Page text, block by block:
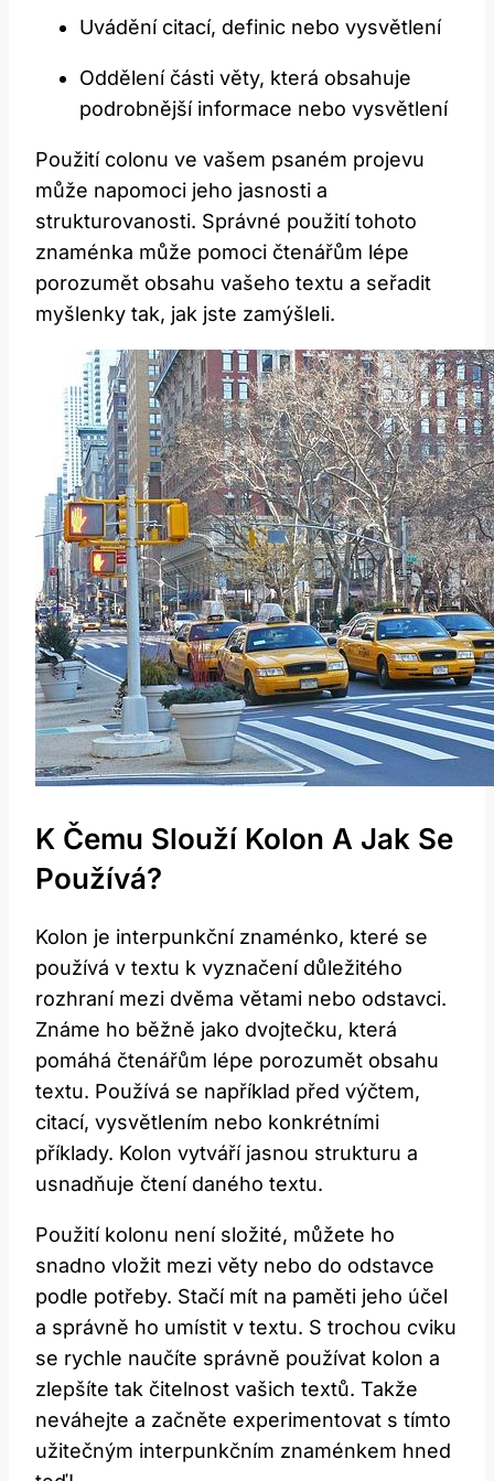
Uvádění citací, definic nebo vysvětlení
Oddělení části věty, která obsahuje
podrobnější informace nebo vysvětlení
Použití colonu ve vašem psaném projevu
může napomoci jeho jasnosti a
strukturovanosti. Správné použití tohoto
znaménka může pomoci čtenářům lépe
porozumět obsahu vašeho textu a seřadit
myšlenky tak, jak jste zamýšleli.
K Čemu Slouží Kolon A Jak Se
Používá?
Kolon je interpunkční znaménko, které se
používá v textu k vyznačení důležitého
rozhraní mezi dvěma větami nebo odstavci.
Známe ho běžně jako dvojtečku, která
pomáhá čtenářům lépe porozumět obsahu
textu. Používá se například před výčtem,
citací, vysvětlením nebo konkrétními
příklady. Kolon vytváří jasnou strukturu a
usnadňuje čtení daného textu.
Použití kolonu není složité, můžete ho
snadno vložit mezi věty nebo do odstavce
podle potřeby. Stačí mít na paměti jeho účel
a správně ho umístit v textu. S trochou cviku
se rychle naučíte správně používat kolon a
zlepšíte tak čitelnost vašich textů. Takže
neváhejte a začněte experimentovat s tímto
užitečným interpunkčním znaménkem hned